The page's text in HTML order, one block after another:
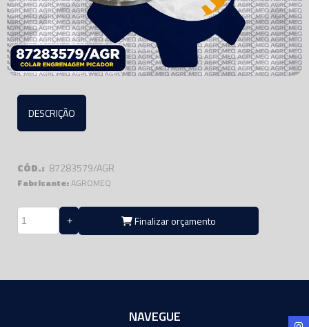
DESCRIÇÃO
CÓD.: 87283579/AGR
Fabricante:AGROMEQ
Finalizar orçamento
NAVEGUE